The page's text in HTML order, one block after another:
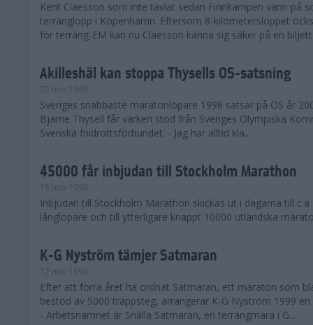
Kent Claesson som inte tävlat sedan Finnkampen vann på
terränglopp i Köpenhamn. Eftersom 8-kilometersloppet
för terräng-EM kan nu Claesson känna sig säker på en
Akilleshäl kan stoppa Thysells OS-satsning
22 nov 1998
Sveriges snabbaste maratonlöpare 1998 satsar på OS år
Bjarne Thysell får varken stöd från Sveriges Olympiska
Svenska friidrottsförbundet. - Jag har alltid kla...
45000 får inbjudan till Stockholm Marathon
15 nov 1998
Inbjudan till Stockholm Marathon skickas ut i dagarna till c:a
långlöpare och till ytterligare knappt 10000 utländska
K-G Nyström tämjer Satmaran
12 nov 1998
Efter att förra året ha ordnat Satmaran, ett maraton som
bestod av 5000 trappsteg, arrangerar K-G Nyström 1999 en
- Arbetsnamnet är Snälla Satmaran, en terrängmara i G...